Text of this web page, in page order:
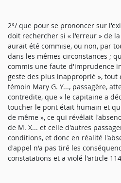
2°/ que pour se prononcer sur
doit rechercher si « l'erreur » de
aurait été commise, ou non, par
dans les mêmes circonstances ;
commis une faute d'imprudence
geste des plus inapproprié », tout
témoin Mary G. Y..., passagère,
contredite, que « le capitaine a
toucher le pont était humain et
de même », ce qui révélait
de M. X... et celle d'autres
conditions, et donc en réalité
d'appel n'a pas tiré les
constatations et a violé l'article